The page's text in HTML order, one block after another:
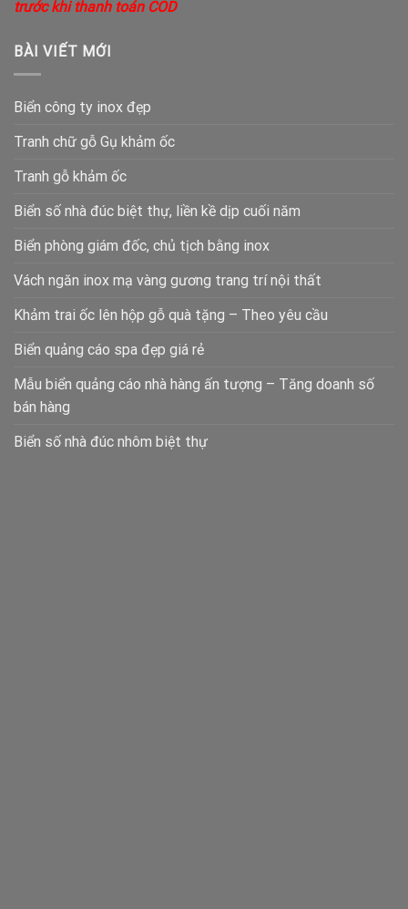
trước khi thanh toán COD
BÀI VIẾT MỚI
Biển công ty inox đẹp
Tranh chữ gỗ Gụ khảm ốc
Tranh gỗ khảm ốc
Biển số nhà đúc biệt thự, liền kề dịp cuối năm
Biển phòng giám đốc, chủ tịch bằng inox
Vách ngăn inox mạ vàng gương trang trí nội thất
Khảm trai ốc lên hộp gỗ quà tặng – Theo yêu cầu
Biển quảng cáo spa đẹp giá rẻ
Mẫu biển quảng cáo nhà hàng ấn tượng – Tăng doanh số
bán hàng
Biển số nhà đúc nhôm biệt thự